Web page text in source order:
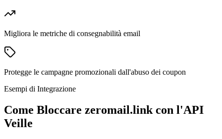
Migliora le metriche di consegnabilità email
Protegge le campagne promozionali dall'abuso dei coupon
Esempi di Integrazione
Come Bloccare zeromail.link con l'API
Veille